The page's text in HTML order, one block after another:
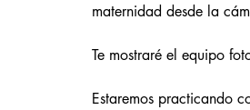
maternidad desde la
Te mostraré el equipo
Estaremos practicando